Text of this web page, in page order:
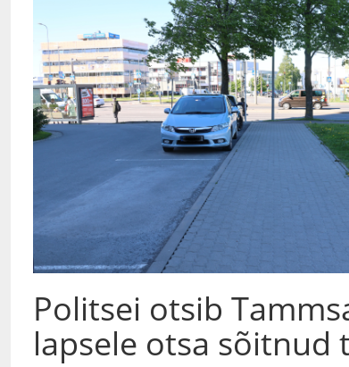
Politsei otsib
lapsele otsa